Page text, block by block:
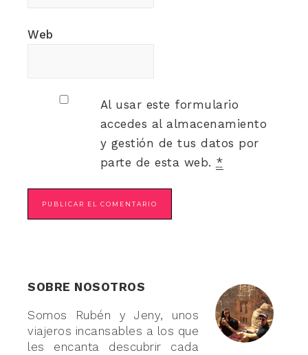
Web
Al usar este formulario
accedes al almacenamiento
y gestión de tus datos por
parte de esta web. *
SOBRE NOSOTROS
Somos Rubén y Jeny, unos
viajeros incansables a los que
les encanta descubrir cada